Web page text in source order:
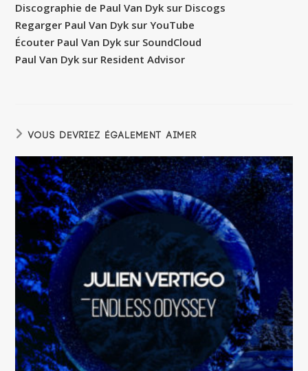
Discographie de Paul Van Dyk sur Discogs
Regarger Paul Van Dyk sur YouTube
Écouter Paul Van Dyk sur SoundCloud
Paul Van Dyk sur Resident Advisor
VOUS DEVRIEZ ÉGALEMENT AIMER